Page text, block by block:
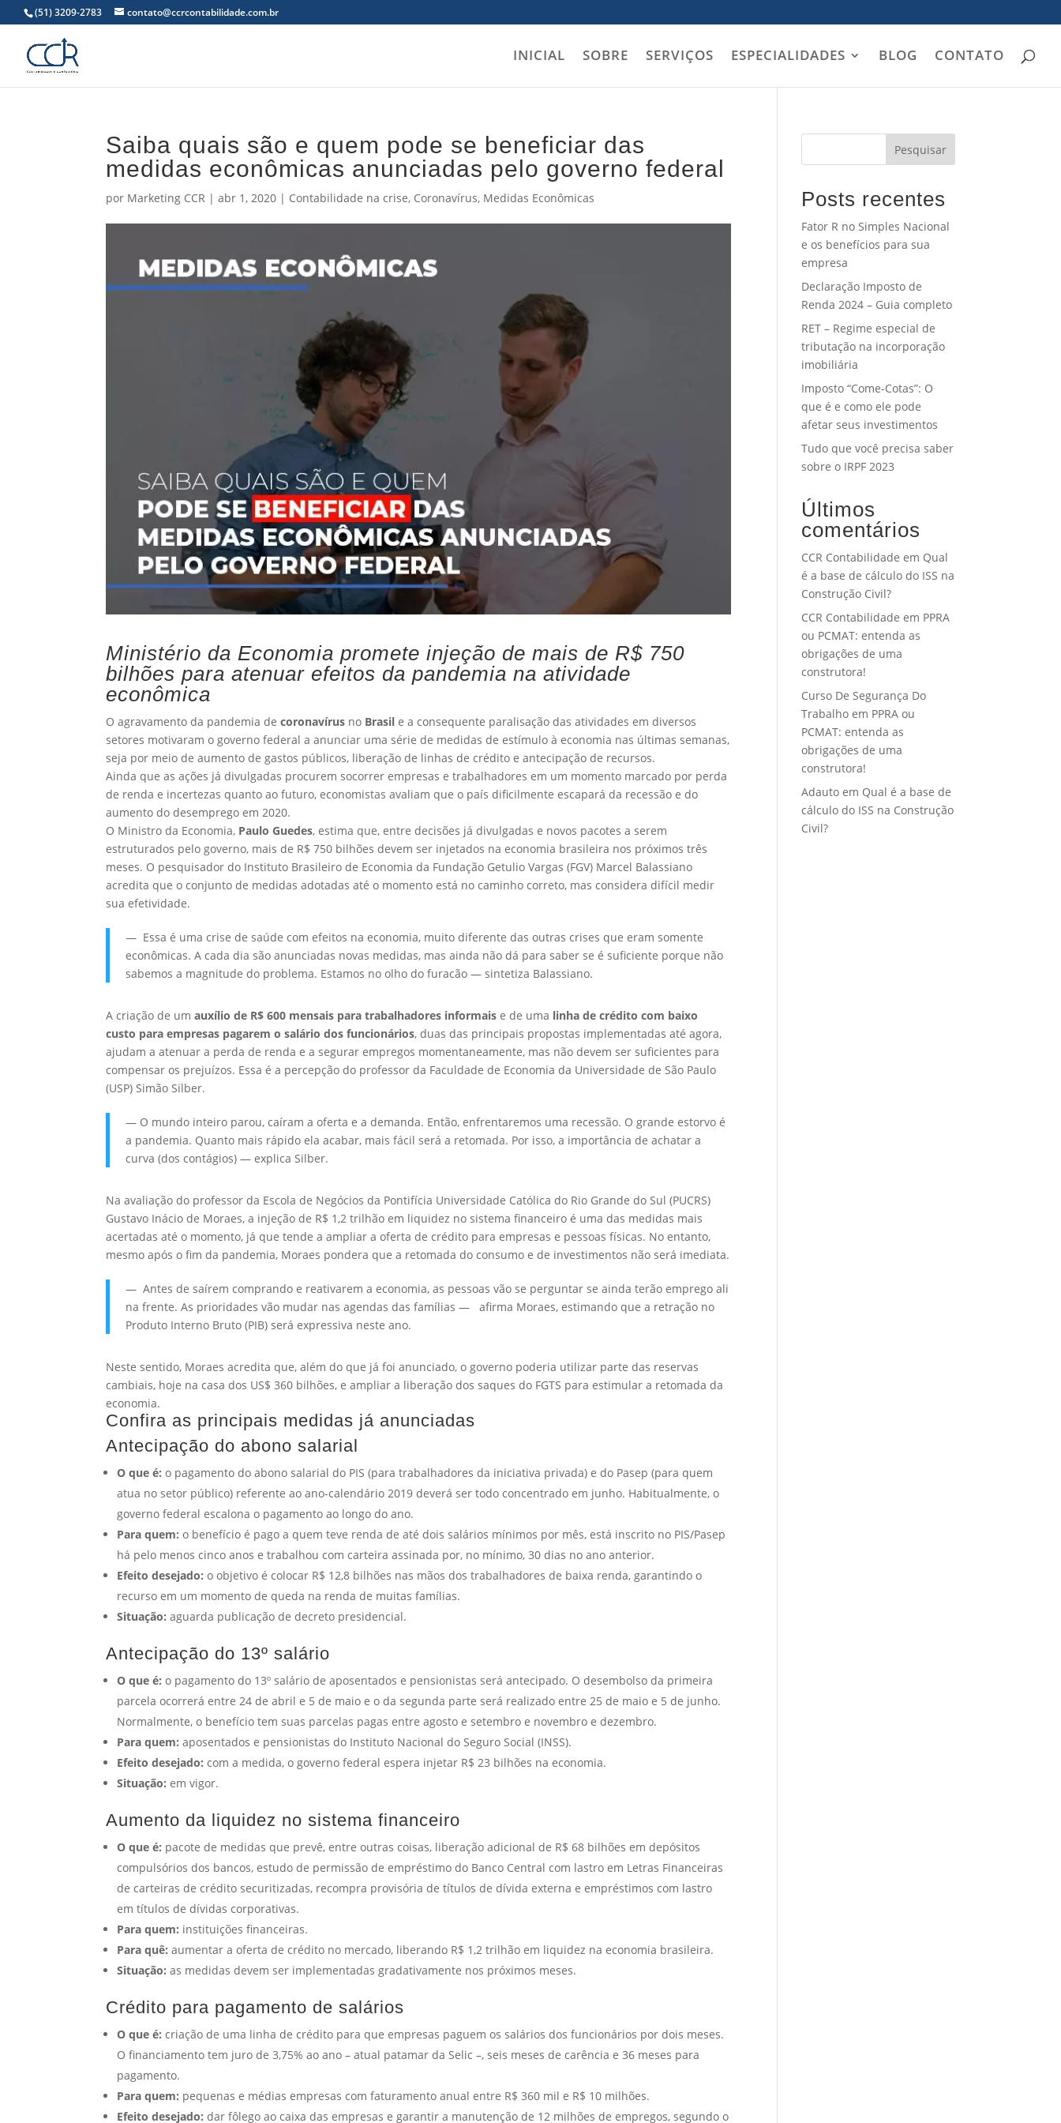
(51) 3209-2783 contato@ccrcontabilidade.com.br
INICIAL SOBRE SERVIÇOS ESPECIALIDADES BLOG CONTATO
Saiba quais são e quem pode se beneficiar das
medidas econômicas anunciadas pelo governo federal
por Marketing CCR |abr 1, 2020 | Contabilidade na crise, Coronavírus, Medidas Econômicas
Ministério da Economia promete injeção de mais de R$ 750
bilhões para atenuar efeitos da pandemia na atividade
econômica
O agravamento da pandemia decoronavírus no Brasil e a consequente paralisação das atividades em diversos
setores motivaram o governo federal a anunciar uma série de medidas de estímulo à economia nas últimas semanas,
seja por meio de aumento de gastos públicos, liberação de linhas de crédito e antecipação de recursos.
Ainda que as ações já divulgadas procurem socorrer empresas e trabalhadores em um momento marcado por perda
de renda e incertezas quanto ao futuro, economistas avaliam que o país dificilmente escapará da recessão e do
aumento do desemprego em 2020.
O Ministro da Economia, Paulo Guedes, estima que, entre decisões já divulgadas e novos pacotes a serem
estruturados pelo governo, mais de R$ 750 bilhões devem ser injetados na economia brasileira nos próximos três
meses. O pesquisador do Instituto Brasileiro de Economia da Fundação Getulio Vargas (FGV) Marcel Balassiano
acredita que o conjunto de medidas adotadas até o momento está no caminho correto, mas considera difícil medir
sua efetividade.
— Essa é uma crise de saúde com efeitos na economia, muito diferente das outras crises que eram somente
econômicas. A cada dia são anunciadas novas medidas, mas ainda não dá para saber se é suficiente porque não
sabemos a magnitude do problema. Estamos no olho do furacão — sintetiza Balassiano.
A criação de umauxílio de R$ 600 mensais para trabalhadores informais e de uma linha de crédito com baixo
custo para empresas pagarem o salário dos funcionários, duas das principais propostas implementadas até agora,
ajudam a atenuar a perda de renda e a segurar empregos momentaneamente, mas não devem ser suficientes para
compensar os prejuízos. Essa é a percepção do professor da Faculdade de Economia da Universidade de São Paulo
(USP) Simão Silber.
— O mundo inteiro parou, caíram a oferta e a demanda. Então, enfrentaremos uma recessão. O grande estorvo é
a pandemia. Quanto mais rápido ela acabar, mais fácil será a retomada. Por isso, a importância de achatar a
curva (dos contágios) — explica Silber.
Na avaliação do professor da Escola de Negócios da Pontifícia Universidade Católica do Rio Grande do Sul (PUCRS)
Gustavo Inácio de Moraes, a injeção de R$ 1,2 trilhão em liquidez no sistema financeiro é uma das medidas mais
acertadas até o momento, já que tende a ampliar a oferta de crédito para empresas e pessoas físicas. No entanto,
mesmo após o fim da pandemia, Moraes pondera que a retomada do consumo e de investimentos não será imediata.
— Antes de saírem comprando e reativarem a economia, as pessoas vão se perguntar se ainda terão emprego ali
na frente. As prioridades vão mudar nas agendas das famílias — afirma Moraes, estimando que a retração no
Produto Interno Bruto (PIB) será expressiva neste ano.
Neste sentido, Moraes acredita que, além do que já foi anunciado, o governo poderia utilizar parte das reservas
cambiais, hoje na casa dos US$ 360 bilhões, e ampliar a liberação dos saques do FGTS para estimular a retomada da
economia.
Confira as principais medidas já anunciadas
Antecipação do abono salarial
O que é: o pagamento do abono salarial do PIS (para trabalhadores da iniciativa privada) e do Pasep (para quem
atua no setor público) referente ao ano-calendário 2019 deverá ser todo concentrado em junho. Habitualmente, o
governo federal escalona o pagamento ao longo do ano.
Para quem: o benefício é pago a quem teve renda de até dois salários mínimos por mês, está inscrito no PIS/Pasep
há pelo menos cinco anos e trabalhou com carteira assinada por, no mínimo, 30 dias no ano anterior.
Efeito desejado: o objetivo é colocar R$ 12,8 bilhões nas mãos dos trabalhadores de baixa renda, garantindo o
recurso em um momento de queda na renda de muitas famílias.
Situação: aguarda publicação de decreto presidencial.
Antecipação do 13º salário
O que é: o pagamento do 13º salário de aposentados e pensionistas será antecipado. O desembolso da primeira
parcela ocorrerá entre 24 de abril e 5 de maio e o da segunda parte será realizado entre 25 de maio e 5 de junho.
Normalmente, o benefício tem suas parcelas pagas entre agosto e setembro e novembro e dezembro.
Para quem: aposentados e pensionistas do Instituto Nacional do Seguro Social (INSS).
Efeito desejado: com a medida, o governo federal espera injetar R$ 23 bilhões na economia.
Situação:em vigor.
Aumento da liquidez no sistema financeiro
O que é: pacote de medidas que prevê, entre outras coisas, liberação adicional de R$ 68 bilhões em depósitos
compulsórios dos bancos, estudo de permissão de empréstimo do Banco Central com lastro em Letras Financeiras
de carteiras de crédito securitizadas, recompra provisória de títulos de dívida externa e empréstimos com lastro
em títulos de dívidas corporativas.
Para quem: instituições financeiras.
Para quê: aumentar a oferta de crédito no mercado, liberando R$ 1,2 trilhão em liquidez na economia brasileira.
Situação:as medidas devem ser implementadas gradativamente nos próximos meses.
Crédito para pagamento de salários
O que é: criação de uma linha de crédito para que empresas paguem os salários dos funcionários por dois meses.
O financiamento tem juro de 3,75% ao ano – atual patamar da Selic –, seis meses de carência e 36 meses para
pagamento.
Para quem: pequenas e médias empresas com faturamento anual entre R$ 360 mil e R$ 10 milhões.
Efeito desejado: dar fôlego ao caixa das empresas e garantir a manutenção de 12 milhões de empregos, segundo o
Pesquisar
Posts recentes
Fator R no Simples Nacional
e os benefícios para sua
empresa
Declaração Imposto de
Renda 2024 – Guia completo
RET – Regime especial de
tributação na incorporação
imobiliária
Imposto “Come-Cotas”: O
que é e como ele pode
afetar seus investimentos
Tudo que você precisa saber
sobre o IRPF 2023
Últimos
comentários
CCR Contabilidade em Qual
é a base de cálculo do ISS na
Construção Civil?
CCR Contabilidade em PPRA
ou PCMAT: entenda as
obrigações de uma
construtora!
Curso De Segurança Do
Trabalho em PPRA ou
PCMAT: entenda as
obrigações de uma
construtora!
Adauto em Qual é a base de
cálculo do ISS na Construção
Civil?